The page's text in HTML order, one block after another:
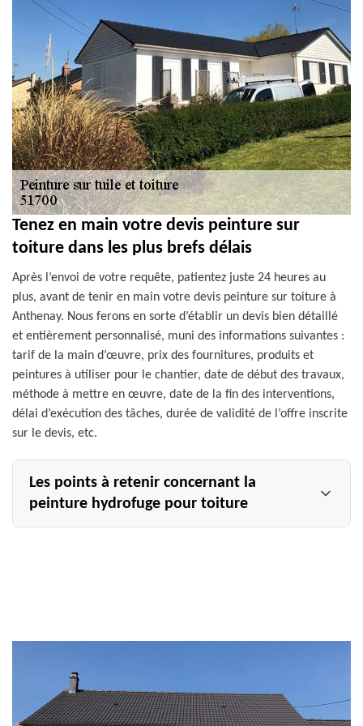
Tenez en main votre devis peinture sur
toiture dans les plus brefs délais
Après l’envoi de votre requête, patientez juste 24 heures au
plus, avant de tenir en main votre devis peinture sur toiture à
Anthenay. Nous ferons en sorte d’établir un devis bien détaillé
et entièrement personnalisé, muni des informations suivantes :
tarif de la main d’œuvre, prix des fournitures, produits et
peintures à utiliser pour le chantier, date de début des travaux,
méthode à mettre en œuvre, date de la fin des interventions,
délai d’exécution des tâches, durée de validité de l’offre inscrite
sur le devis, etc.
Les points à retenir concernant la
peinture hydrofuge pour toiture
l’humidité, mais aussi octroyer à votre toiture un aspect
comme neuf, avec une brillance incontestable. Contactez
l’entreprise Allemand Charly toiture pour toute pose de